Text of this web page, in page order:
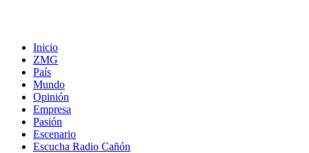
Inicio
ZMG
País
Mundo
Opinión
Empresa
Pasión
Escenario
Escucha Radio Cañón